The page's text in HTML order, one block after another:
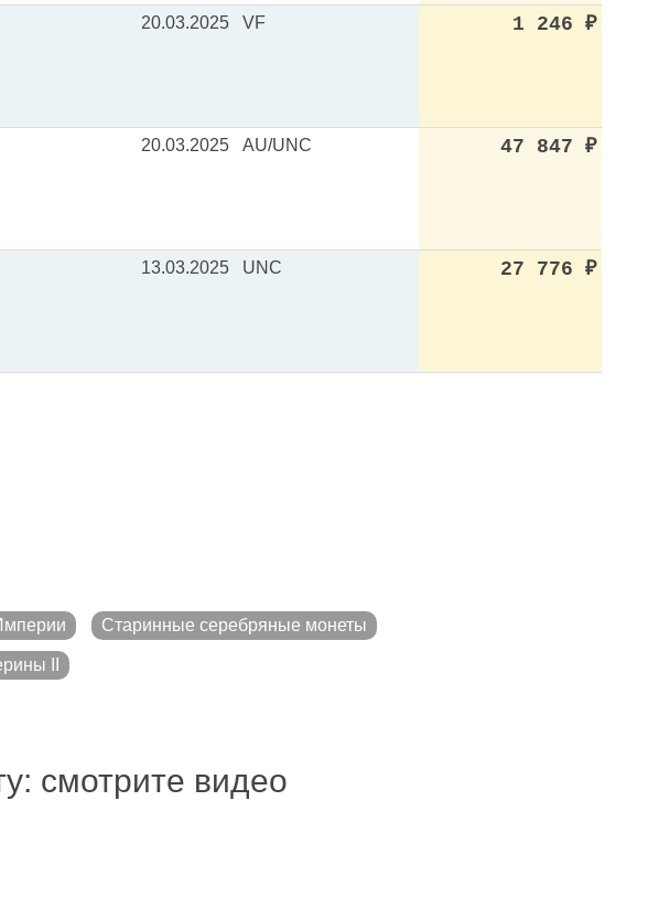
20.03.2025 VF 1 246 ₽
20.03.2025 AU/UNC 47 847 ₽
13.03.2025 UNC 27 776 ₽
Старинные серебряные монеты
II
смотрите видео